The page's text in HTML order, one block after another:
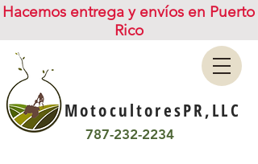
Hacemos entrega y envíos en Puerto
Rico
MotocultoresPR,LLC
787-232-2234